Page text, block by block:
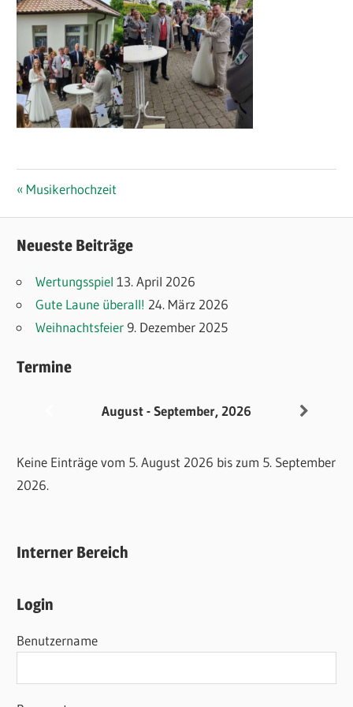
Beitragsnavigation
Vorheriger
Musikerhochzeit
Neueste Beiträge
Wertungsspiel 13. April 2026
Gute Laune überall! 24. März 2026
Weihnachtsfeier 9. Dezember 2025
Termine
August - September, 2026
Keine Einträge vom 5. August 2026 bis zum 5. September
2026.
Interner Bereich
Login
Benutzername